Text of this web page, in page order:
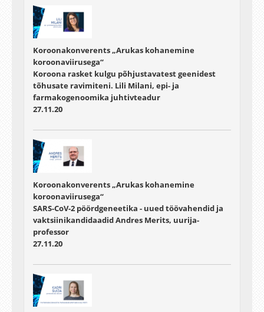
Koroonakonverents „Arukas kohanemine
koroonaviirusega“
Koroona rasket kulgu põhjustavatest geenidest
tõhusate ravimiteni. Lili Milani, epi- ja
farmakogenoomika juhtivteadur
27.11.20
Koroonakonverents „Arukas kohanemine
koroonaviirusega“
SARS-CoV-2 pöördgeneetika - uued töövahendid ja
vaktsiinikandidaadid Andres Merits, uurija-
professor
27.11.20